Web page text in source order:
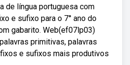
de língua portuguesa com
e sufixo para o 7° ano do
gabarito. Web(ef07lp03)
primitivas, palavras
e sufixos mais produtivos